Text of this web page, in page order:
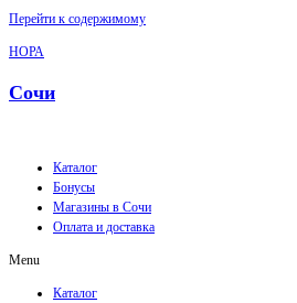
Перейти к содержимому
НОРА
Сочи
Каталог
Бонусы
Магазины в Сочи
Оплата и доставка
Menu
Каталог